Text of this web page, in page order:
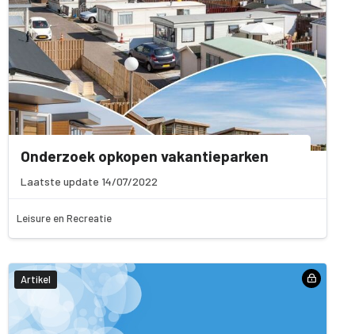
Onderzoek opkopen vakantieparken
Laatste update 14/07/2022
Leisure en Recreatie
Artikel